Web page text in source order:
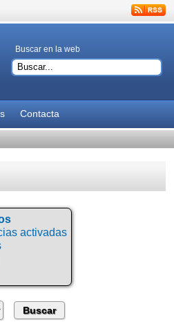
Buscar en la web
Contacta
activadas